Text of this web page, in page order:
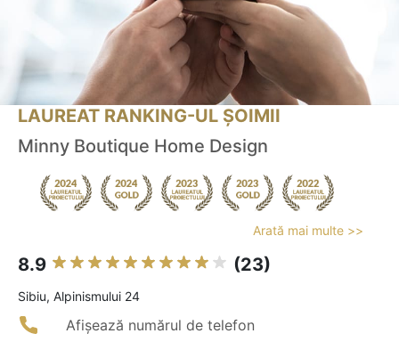
LAUREAT RANKING-UL ȘOIMII
Minny Boutique Home Design
Arată mai multe >>
8.9 (23)
Sibiu, Alpinismului 24
Afișează numărul de telefon